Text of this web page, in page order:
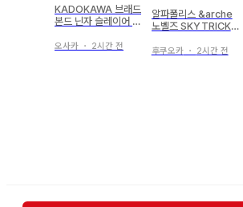
KADOKAWA 브래드
본드 닌자 슬레이어 A
ypse
오사카 ・ 2시간 전
알파폴리스 &arche
노벨즈 SKYTRICK !!
의 추억이 생겼으니 이
후쿠오카・ 2시간 전